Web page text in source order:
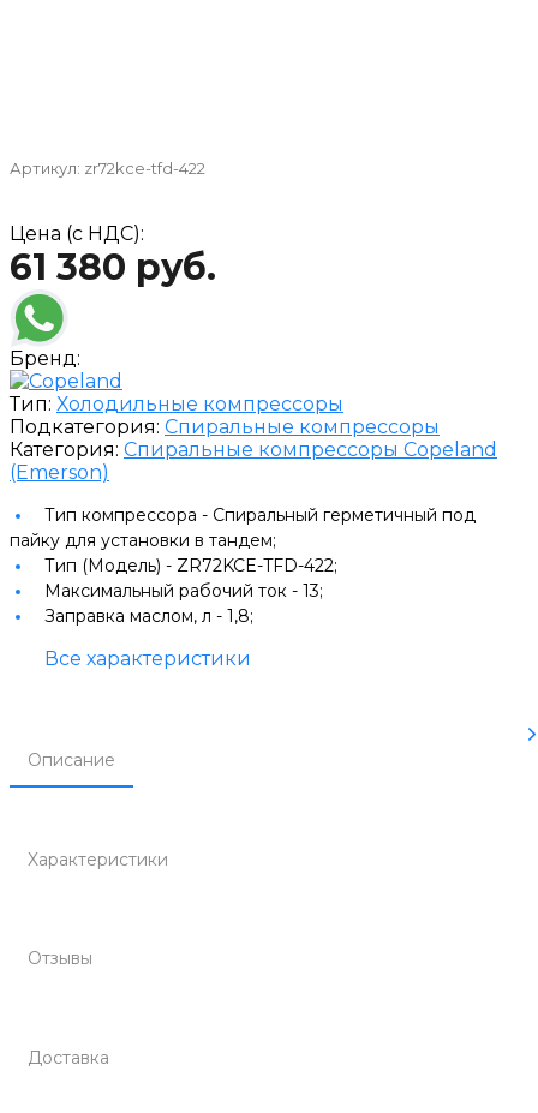
Артикул: zr72kce-tfd-422
Цена (с НДС):
61 380 руб.
Бренд:
Тип: Холодильные компрессоры
Подкатегория: Спиральные компрессоры
Категория: Спиральные компрессоры Copeland
(Emerson)
Тип компрессора - Спиральный герметичный под
пайку для установки в тандем;
Тип (Модель) - ZR72KCE-TFD-422;
Максимальный рабочий ток - 13;
Заправка маслом, л - 1,8;
Все характеристики
Описание
Характеристики
Отзывы
Доставка